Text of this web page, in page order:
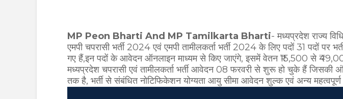
MP Peon Bharti And MP Tamilkarta Bharti- मध्यप्रदेश राज्य
एमपी चपरासी भर्ती 2024 एवं एमपी तामीलकर्ता भर्ती 2024 के लिए पदों 31 पदों पर
गए हैं,इन पदों के आवेदन ऑनलाइन माध्यम से किए जाएंगे, इसमें वेतन ₹15,500 से ₹49,000
मध्यप्रदेश चपरासी एवं तामीलकर्ता भर्ती आवेदन 08 फरवरी से शुरू हो चुके हैं जिसकी
तक है, भर्ती सेसंबंधित नोटिफिकेशन योग्यता आयु सीमा आवेदन शुल्क एवं अन्य महत्वपूर्ण